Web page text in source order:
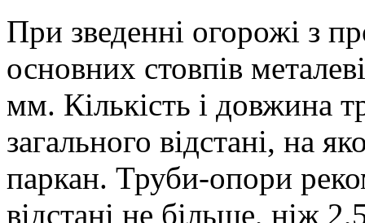
При зведенні огорожі з
основних стовпів
мм. Кількість і довжина
загального відстані, на
паркан. Труби-опори
відстані не більше, ніж